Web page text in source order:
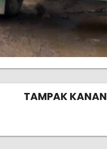
TAMPAK KANAN